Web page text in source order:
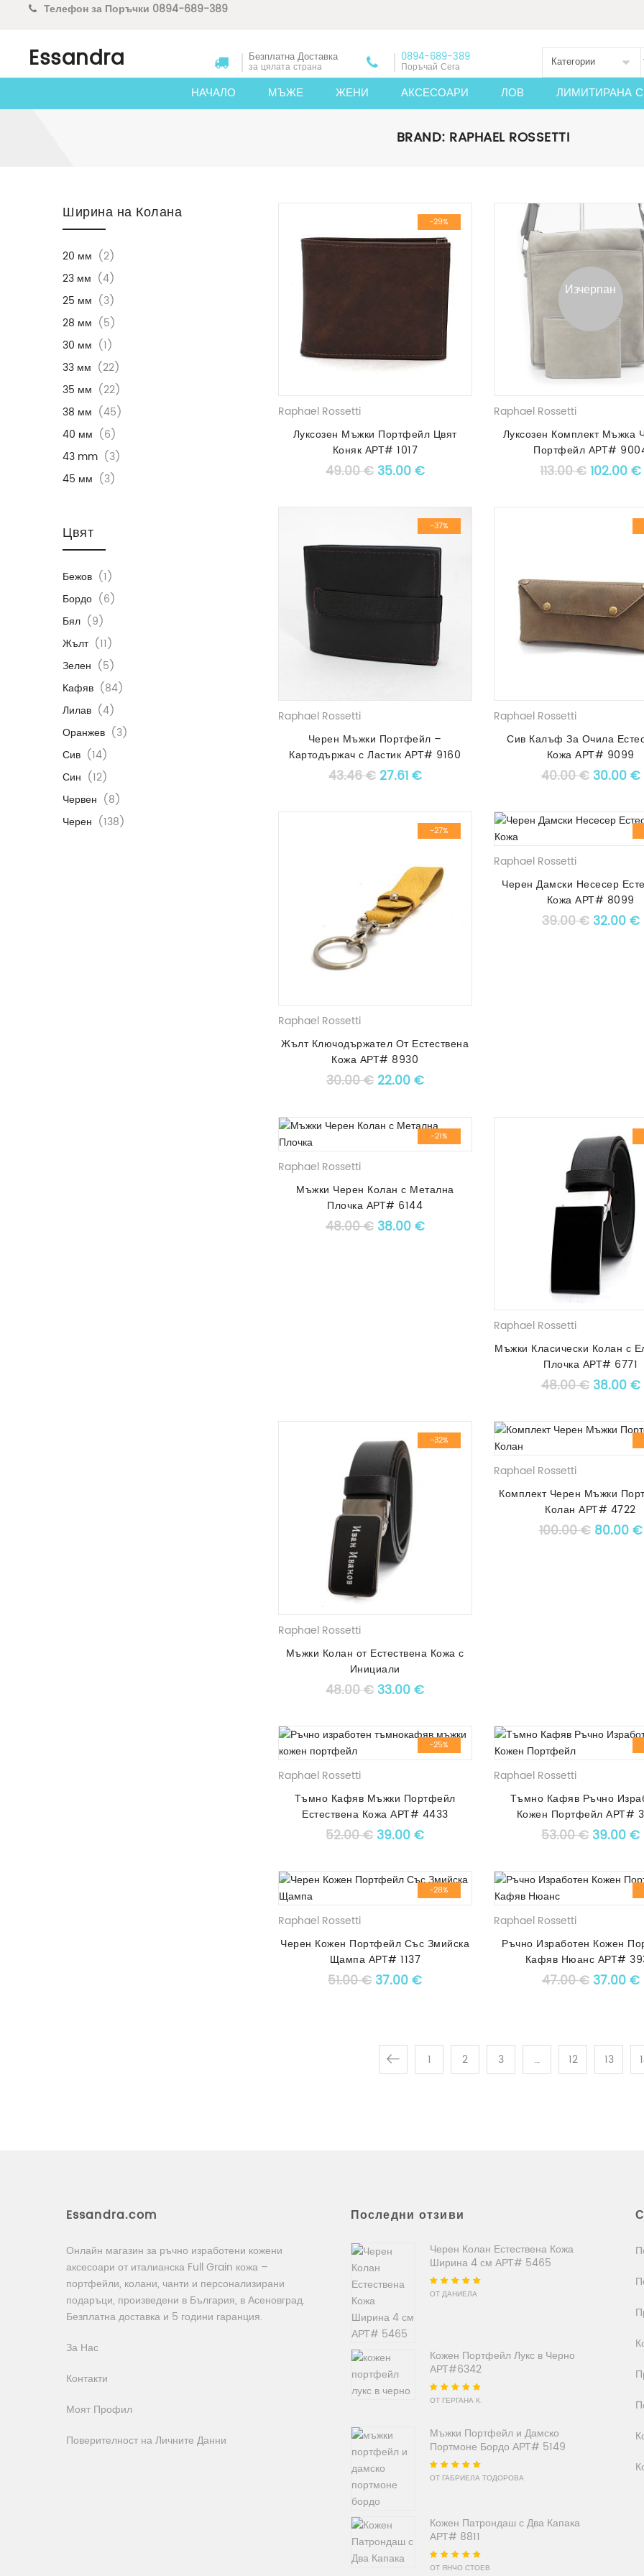
Телефон за Поръчки 0894-689-389
Essandra Безплатна Доставка
за цялата страна
0894-689-389
Поръчай Сега Категории
НАЧАЛО МЪЖЕ ЖЕНИ АКСЕСОАРИ ЛОВ ЛИМИТИРАНА
BRAND: RAPHAEL ROSSETTI
Skip to content
-29%
Raphael Rossetti
Луксозен Мъжки Портфейл Цвят
Коняк АРТ# 1017
49.00€ Original price was: 49.00 €.
35.00€Текущата цена е: 35.00 €.
Изчерпан
Raphael Rossetti
Луксозен Комплект Мъжка
Портфейл АРТ#
113.00€ Original
102.00€
-37%
Raphael Rossetti
Черен Мъжки Портфейл –
Картодържач с Ластик АРТ# 9160
43.46€ Original price was: 43.46 €.
27.61€Текущата цена е: 27.61 €.
Raphael Rossetti
Сив Калъф За Очила
Кожа АРТ# 9099
40.00€ 30.00€
-27%
Raphael Rossetti
Жълт Ключодържател От Естествена
Кожа АРТ# 8930
30.00€ Original price was: 30.00 €.
22.00€Текущата цена е: 22.00 €.
Raphael Rossetti
Черен Дамски Несесер
Кожа АРТ# 8099
39.00€ Original
32.00€
-21%
Raphael Rossetti
Мъжки Черен Колан с Метална
Плочка АРТ# 6144
48.00€ Original price was: 48.00 €.
38.00€Текущата цена е: 38.00 €.
Raphael Rossetti
Мъжки Класически Колан с
Плочка АРТ# 6771
48.00€ Original
38.00€
-32%
Raphael Rossetti
Мъжки Колан от Естествена Кожа с
Инициали
48.00€ Original price was: 48.00 €.
33.00€Текущата цена е: 33.00 €.
Raphael Rossetti
Комплект Черен Мъжки
Колан АРТ# 4722
100.00€ 80.00€
-25%
Raphael Rossetti
Тъмно Кафяв Мъжки Портфейл
Естествена Кожа АРТ# 4433
52.00€ Original price was: 52.00 €.
39.00€Текущата цена е: 39.00 €.
Raphael Rossetti
Тъмно Кафяв Ръчно
Кожен Портфейл АРТ#
53.00€ Original
39.00€
-28%
Raphael Rossetti
Черен Кожен Портфейл Със Змийска
Щампа АРТ# 1137
51.00€ Original price was: 51.00 €.
37.00€Текущата цена е: 37.00 €.
Raphael Rossetti
Ръчно Изработен Кожен
Кафяв Нюанс АРТ#
47.00€ Original
37.00€
1 2 3 … 12 13
Ширина на Колана
20 мм (2)
23 мм (4)
25 мм (3)
28 мм (5)
30 мм (1)
33 мм (22)
35 мм (22)
38 мм (45)
40 мм (6)
43 mm (3)
45 мм (3)
Цвят
Бежов (1)
Бордо (6)
Бял (9)
Жълт (11)
Зелен (5)
Кафяв (84)
Лилав (4)
Оранжев (3)
Сив (14)
Син (12)
Червен (8)
Черен (138)
Essandra.com
Онлайн магазин за ръчно изработени кожени
аксесоари от италианска Full Grain кожа –
портфейли, колани, чанти и персонализирани
подаръци, произведени в България, в Асеновград.
Безплатна доставка и 5 години гаранция.
За Нас
Контакти
Моят Профил
Поверителност на Личните Данни
Последни отзиви
Черен Колан Естествена Кожа
Ширина 4 см АРТ# 5465
Оценено на5
ОТ ДАНИЕЛА
Кожен Портфейл Лукс в Черно
АРТ#6342
Оценено на 5
ОТ ГЕРГАНА К.
Мъжки Портфейл и Дамско
Портмоне Бордо АРТ# 5149
Оценено на5 от
ОТ ГАБРИЕЛА ТОДОРОВА
Кожен Патрондаш с Два Капака
АРТ# 8811
Оценено на5от
ОТ ЯНЧО СТОЕВ